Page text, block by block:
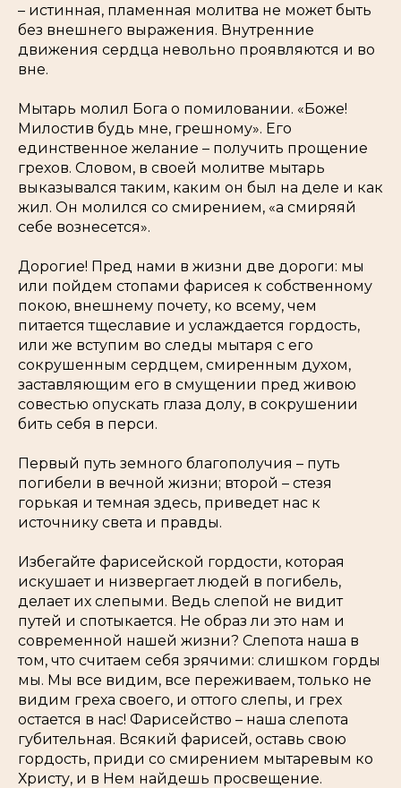
– истинная, пламенная молитва не может быть
без внешнего выражения. Внутренние
движения сердца невольно проявляются и во
вне.
Мытарь молил Бога о помиловании. «Боже!
Милостив будь мне, грешному». Его
единственное желание – получить прощение
грехов. Словом, в своей молитве мытарь
выказывался таким, каким он был на деле и как
жил. Он молился со смирением, «а смиряяй
себе вознесется».
Дорогие! Пред нами в жизни две дороги: мы
или пойдем стопами фарисея к собственному
покою, внешнему почету, ко всему, чем
питается тщеславие и услаждается гордость,
или же вступим во следы мытаря с его
сокрушенным сердцем, смиренным духом,
заставляющим его в смущении пред живою
совестью опускать глаза долу, в сокрушении
бить себя в перси.
Первый путь земного благополучия – путь
погибели в вечной жизни; второй – стезя
горькая и темная здесь, приведет нас к
источнику света и правды.
Избегайте фарисейской гордости, которая
искушает и низвергает людей в погибель,
делает их слепыми. Ведь слепой не видит
путей и спотыкается. Не образ ли это нам и
современной нашей жизни? Слепота наша в
том, что считаем себя зрячими: слишком горды
мы. Мы все видим, все переживаем, только не
видим греха своего, и оттого слепы, и грех
остается в нас! Фарисейство – наша слепота
губительная. Всякий фарисей, оставь свою
гордость, приди со смирением мытаревым ко
Христу, и в Нем найдешь просвещение.